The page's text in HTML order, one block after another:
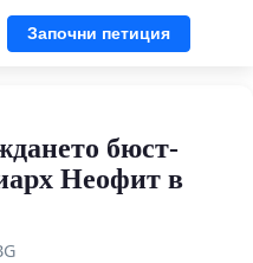
Започни петиция
бюст-
Неофит в